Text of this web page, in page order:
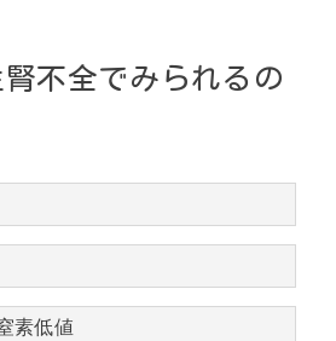
不全でみられるの
素低値